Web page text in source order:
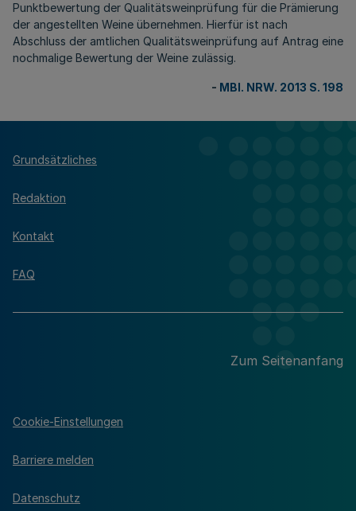
Punktbewertung der Qualitätsweinprüfung für die Prämierung
der angestellten Weine übernehmen. Hierfür ist nach
Abschluss der amtlichen Qualitätsweinprüfung auf Antrag eine
nochmalige Bewertung der Weine zulässig.
- MBl. NRW. 2013 S. 198
Grundsätzliches
Redaktion
Kontakt
FAQ
Zum Seitenanfang
Cookie-Einstellungen
Barriere melden
Datenschutz